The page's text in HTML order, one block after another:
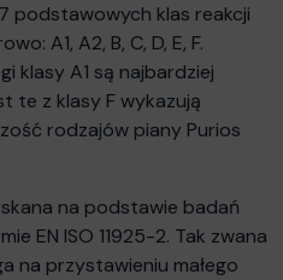
podstawowych klas reakcji
A1, A2, B, C, D, E, F.
klasy A1 są najbardziej
te z klasy F wykazują
rodzajów piany Purios
na podstawie badań
EN ISO 11925-2. Tak zwana
na przystawieniu małego